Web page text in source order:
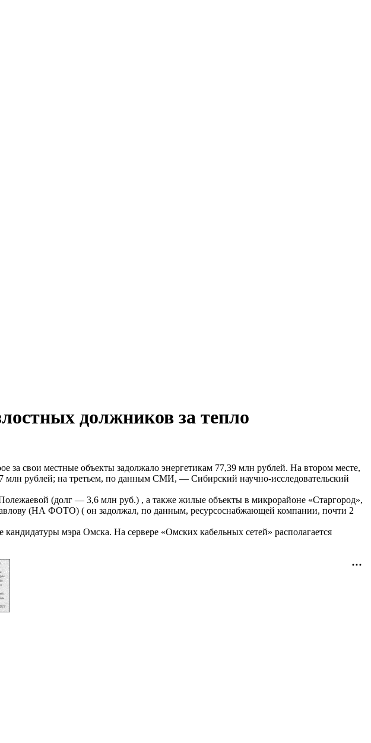
должников за тепло
свои местные объекты задолжало энергетикам 77,39 млн рублей. На втором месте,
рублей; на третьем, по данным СМИ, — Сибирский научно-исследовательский
(долг — 3,6 млн руб.) , а также жилые объекты в микрорайоне «Старгород»,
(НА ФОТО) ( он задолжал, по данным, ресурсоснабжающей компании, почти 2
мэра Омска. На сервере «Омских кабельных сетей» располагается